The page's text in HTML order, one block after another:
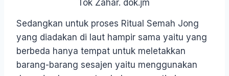
Tok Zahar. dok.jm
Sedangkan untuk proses Ritual Semah Jong
yang diadakan di laut hampir sama yaitu yang
berbeda hanya tempat untuk meletakkan
barang-barang sesajen yaitu menggunakan